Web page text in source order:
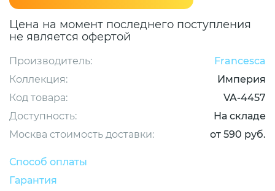
Цена на момент последнего поступления
не является офертой
Производитель:
Francesca
Коллекция:
Империя
Код товара:
VA-4457
Доступность:
На складе
Москва стоимость доставки:
от 590 руб.
Способ оплаты
Гарантия